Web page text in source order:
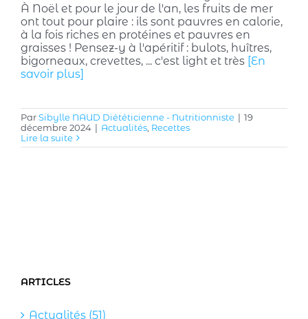
À Noël et pour le jour de l'an, les fruits de mer
ont tout pour plaire : ils sont pauvres en calorie,
à la fois riches en protéines et pauvres en
graisses ! Pensez-y à l'apéritif : bulots, huîtres,
bigorneaux, crevettes, ... c'est light et très [En
savoir plus]
ParSibylle NAUD Diététicienne - Nutritionniste | 19
décembre 2024 | Actualités, Recettes
Lire la suite
ARTICLES
Actualités (51)